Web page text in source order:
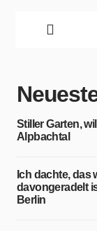
Stiller Garten,
Alpbachtal
Ich dachte, das
davongeradelt
Berlin